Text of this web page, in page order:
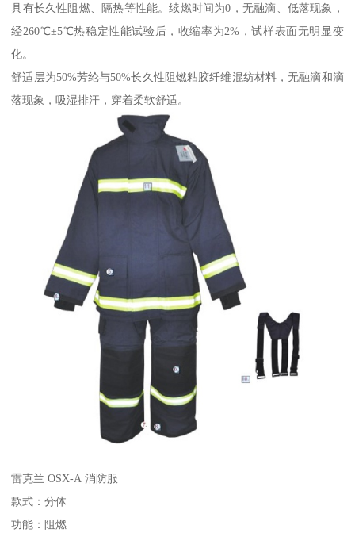
具有长久性阻燃、隔热等性能。续燃时间为0，无融滴、低落现象，
经260℃±5℃热稳定性能试验后，收缩率为2%，试样表面无明显变
化。
舒适层为50%芳纶与50%长久性阻燃粘胶纤维混纺材料，无融滴和滴
落现象，吸湿排汗，穿着柔软舒适。
雷克兰 OSX-A 消防服
款式：分体
功能：阻燃